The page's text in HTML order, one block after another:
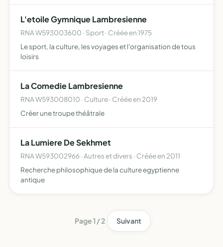
L'etoile Gymnique Lambresienne
RNA W593003600 · Sport · Créée en 1975
Le sport, la culture, les voyages et l'organisation de tous
loisirs
La Comedie Lambresienne
RNA W593008010 · Culture · Créée en 2019
Créer une troupe théâtrale
La Lumiere De Sekhmet
RNA W593002966 · Autres et divers · Créée en 2011
Recherche philosophique de la culture egyptienne
antique
Page 1 / 2 Suivant